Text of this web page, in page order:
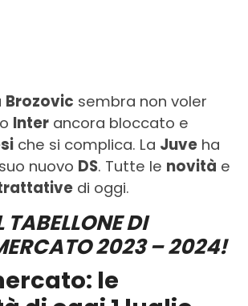
Brozovic sembra non voler
Interancora bloccato e
che si complica. La Juveha
nuovo DS. Tutte le novità e
di oggi.
TABELLONE DI
2023 – 2024!
le